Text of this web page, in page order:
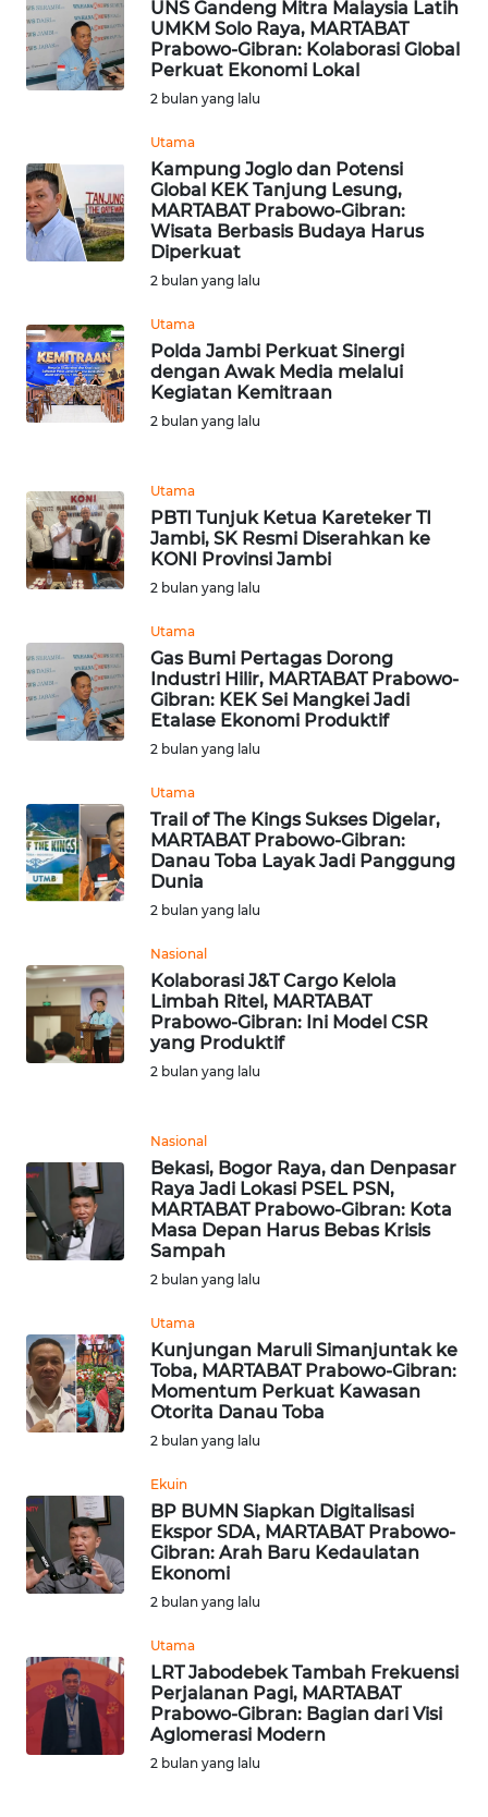
UNS Gandeng Mitra Malaysia Latih
UMKM Solo Raya, MARTABAT
Prabowo-Gibran: Kolaborasi Global
Perkuat Ekonomi Lokal
2 bulan yang lalu
Utama
Kampung Joglo dan Potensi
Global KEK Tanjung Lesung,
MARTABAT Prabowo-Gibran:
Wisata Berbasis Budaya Harus
Diperkuat
2 bulan yang lalu
Utama
Polda Jambi Perkuat Sinergi
dengan Awak Media melalui
Kegiatan Kemitraan
2 bulan yang lalu
Utama
PBTI Tunjuk Ketua Kareteker TI
Jambi, SK Resmi Diserahkan ke
KONI Provinsi Jambi
2 bulan yang lalu
Utama
Gas Bumi Pertagas Dorong
Industri Hilir, MARTABAT Prabowo-
Gibran: KEK Sei Mangkei Jadi
Etalase Ekonomi Produktif
2 bulan yang lalu
Utama
Trail of The Kings Sukses Digelar,
MARTABAT Prabowo-Gibran:
Danau Toba Layak Jadi Panggung
Dunia
2 bulan yang lalu
Nasional
Kolaborasi J&T Cargo Kelola
Limbah Ritel, MARTABAT
Prabowo-Gibran: Ini Model CSR
yang Produktif
2 bulan yang lalu
Nasional
Bekasi, Bogor Raya, dan Denpasar
Raya Jadi Lokasi PSEL PSN,
MARTABAT Prabowo-Gibran: Kota
Masa Depan Harus Bebas Krisis
Sampah
2 bulan yang lalu
Utama
Kunjungan Maruli Simanjuntak ke
Toba, MARTABAT Prabowo-Gibran:
Momentum Perkuat Kawasan
Otorita Danau Toba
2 bulan yang lalu
Ekuin
BP BUMN Siapkan Digitalisasi
Ekspor SDA, MARTABAT Prabowo-
Gibran: Arah Baru Kedaulatan
Ekonomi
2 bulan yang lalu
Utama
LRT Jabodebek Tambah Frekuensi
Perjalanan Pagi, MARTABAT
Prabowo-Gibran: Bagian dari Visi
Aglomerasi Modern
2 bulan yang lalu
MALUKU
WN
WN
DAIRI
WN
DANAU
WN
NIAS
WN
WN
TAPANULI
SELATAN
LESUNG
WN
KARO
SIMALUNGUN
WN
LABUHANBATU
TAPANULI
TENGAH
WN DELI
TEBING
TINGGI
WN
PAKPAK
KARAWANG
WN
BEKASI
BOGOR
WN
DEPOK
TAPANULI
UTARA
WN